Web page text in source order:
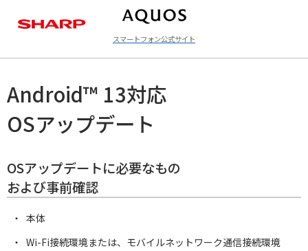
スマートフォン公式サイト
ラインアップ
Android™ 13対応
OSアップデート
OSアップデートに必要なもの
および事前確認
本体
Wi-Fi接続環境または、モバイルネットワーク通信接続環境